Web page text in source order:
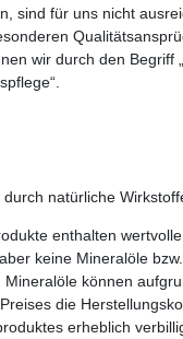
sind für uns nicht
wir durch den Begriff
durch natürliche
enthalten
keine Mineralöle
Mineralöle können
die
erheblich